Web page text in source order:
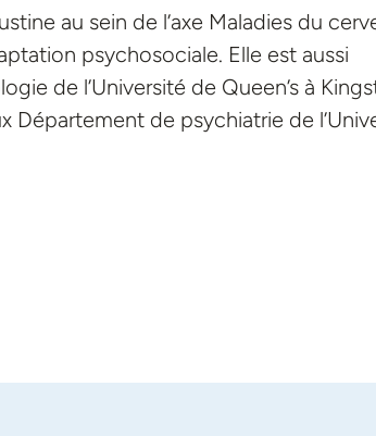
au sein de l’axe Maladies du
psychosociale. Elle est aussi
de l’Université de Queen’s à
Département de psychiatrie de